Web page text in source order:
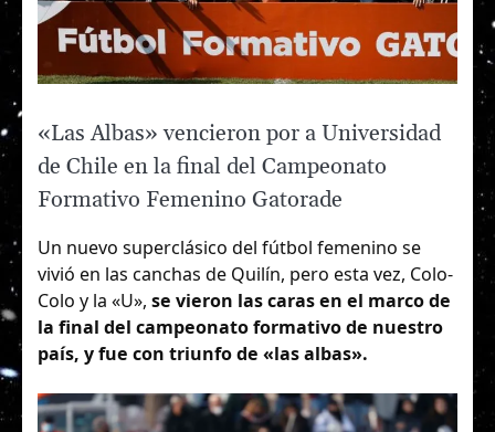
«Las Albas» vencieron por a Universidad
de Chile en la final del Campeonato
Formativo Femenino Gatorade
Un nuevo superclásico del fútbol femenino se
vivió en las canchas de Quilín, pero esta vez, Colo-
Colo y la «U», se vieron las caras en el marco de
la final del campeonato formativo de nuestro
país, y fue con triunfo de «las albas».